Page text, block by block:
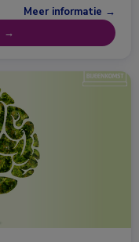
Meer informatie →
→